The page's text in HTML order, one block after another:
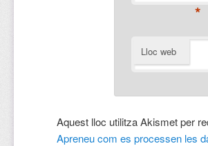
*
Lloc web
Aquest lloc utilitza Akismet per
Apreneu com es processen les